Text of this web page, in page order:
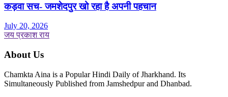
कड़वा सच- जमशेदपुर खो रहा है अपनी पहचान
July 20, 2026
जय प्रकाश राय
About Us
Chamkta Aina is a Popular Hindi Daily of Jharkhand. Its
Simultaneously Published from Jamshedpur and Dhanbad.